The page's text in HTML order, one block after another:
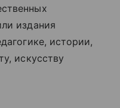
издания
истории,
искусству